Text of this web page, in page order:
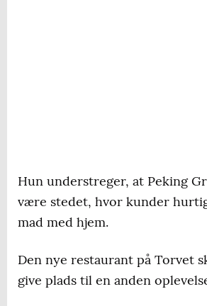
Hun understreger, at Peking
være stedet, hvor kunder
mad med hjem.
Den nye restaurant på Torvet
give plads til en anden